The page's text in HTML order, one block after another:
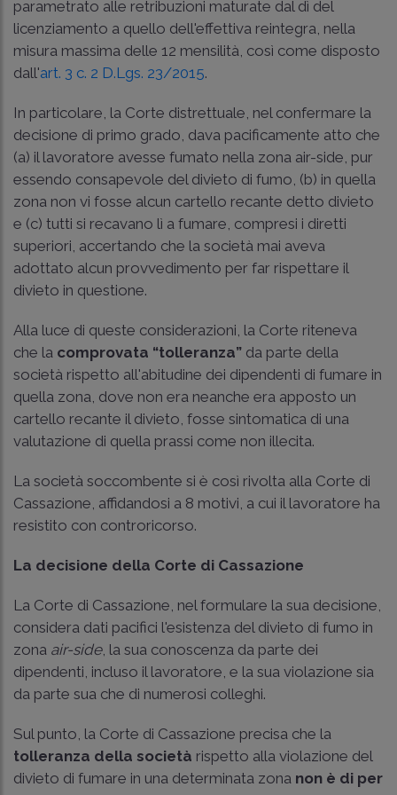
parametrato alle retribuzioni maturate dal dì del
licenziamento a quello dell'effettiva reintegra, nella
misura massima delle 12 mensilità, così come disposto
dall'art. 3 c. 2 D.Lgs. 23/2015.
In particolare, la Corte distrettuale, nel confermare la
decisione di primo grado, dava pacificamente atto che
(a) il lavoratore avesse fumato nella zona air-side, pur
essendo consapevole del divieto di fumo, (b) in quella
zona non vi fosse alcun cartello recante detto divieto
e (c) tutti si recavano lì a fumare, compresi i diretti
superiori, accertando che la società mai aveva
adottato alcun provvedimento per far rispettare il
divieto in questione.
Alla luce di queste considerazioni, la Corte riteneva
che la comprovata “tolleranza” da parte della
società rispetto all'abitudine dei dipendenti di fumare in
quella zona, dove non era neanche era apposto un
cartello recante il divieto, fosse sintomatica di una
valutazione di quella prassi come non illecita.
La società soccombente si è così rivolta alla Corte di
Cassazione, affidandosi a 8 motivi, a cui il lavoratore ha
resistito con controricorso.
La decisione della Corte di Cassazione
La Corte di Cassazione, nel formulare la sua decisione,
considera dati pacifici l'esistenza del divieto di fumo in
zona air-side, la sua conoscenza da parte dei
dipendenti, incluso il lavoratore, e la sua violazione sia
da parte sua che di numerosi colleghi.
Sul punto, la Corte di Cassazione precisa che la
tolleranza della società rispetto alla violazione del
divieto di fumare in una determinata zona non è di per